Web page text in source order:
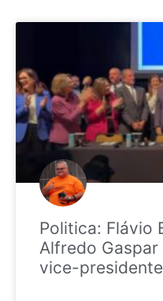
Politica: Flávio
Alfredo
vice-presidente